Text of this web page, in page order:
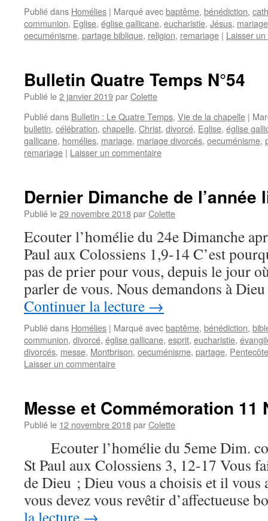
Publié dans Homélies | Marqué avecbaptême, bénédiction,
communion, Eglise, église gallicane, eucharistie, Jésus,
oecuménisme, partage biblique, religion, remariage | Laisser
Bulletin Quatre Temps N°54
Publié le2 janvier 2019parColette
Publié dans Bulletin : Le Quatre Temps, Vie de la chapelle |
bulletin, célébration, chapelle, Christ, divorcé, Eglise, église
gallicane, homélies, mariage, mariage divorcés, oecuménisme,
remariage | Laisser un commentaire
Dernier Dimanche de l’année
Publié le29 novembre 2018parColette
Ecouter l’homélie du 24e Dimanche
Paul aux Colossiens 1,9-14 C’est
pas de prier pour vous, depuis le jour
parler de vous. Nous demandons à
Continuer la lecture →
Publié dans Homélies | Marqué avecbaptême, bénédiction,
communion, divorcé, église gallicane, esprit, eucharistie,
divorcés, messe, Montbrison, oecuménisme, partage, Pentecôte
Laisser un commentaire
Messe et Commémoration 11
Publié le 12 novembre 2018parColette
Ecouter l’homélie du 5eme Dim.
St Paul aux Colossiens 3, 12-17 Vous
de Dieu ; Dieu vous a choisis et il vous
vous devez vous revêtir d’affectueuse
la lecture →